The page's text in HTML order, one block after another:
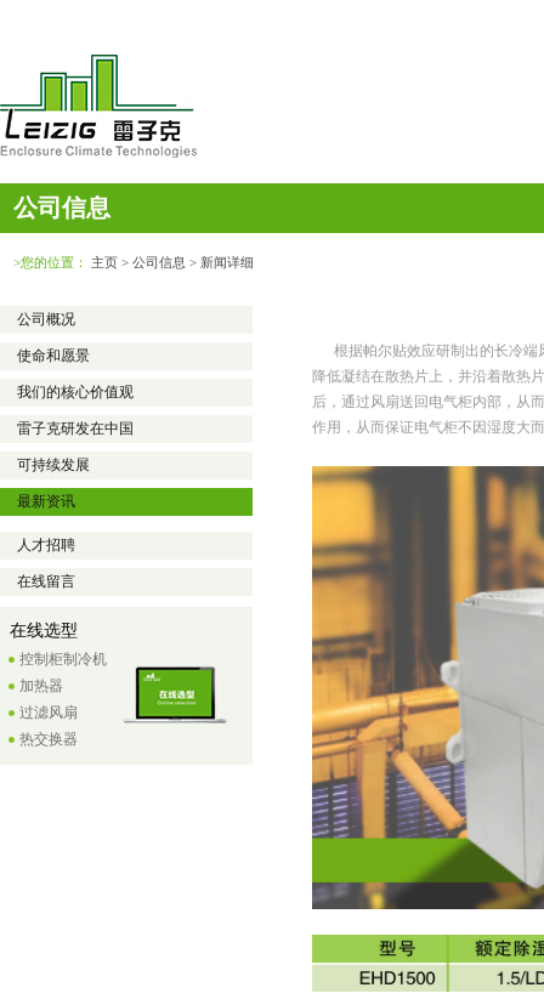
公司信息
>您的位置： 主页 > 公司信息 > 新闻详细
公司概况
使命和愿景
我们的核心价值观
雷子克研发在中国
可持续发展
最新资讯
人才招聘
在线留言
在线选型
控制柜制冷机
加热器
过滤风扇
热交换器
根据帕尔贴效应研制出的长冷端
降低凝结在散热片上，并沿着散热
后，通过风扇送回电气柜内部，从
作用，从而保证电气柜不因湿度大